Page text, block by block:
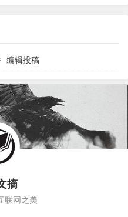
工作的一切记录下来；新人最
好的工作习惯，来…
可以想象一张空白的日程表，
的固定时间段的事项是固定的，
区域已经拼好了。因此，我们处
时候，只要找到有空白的地方，
一大堆零散的拼图，让人无从下
编辑投稿
摘
联网之美